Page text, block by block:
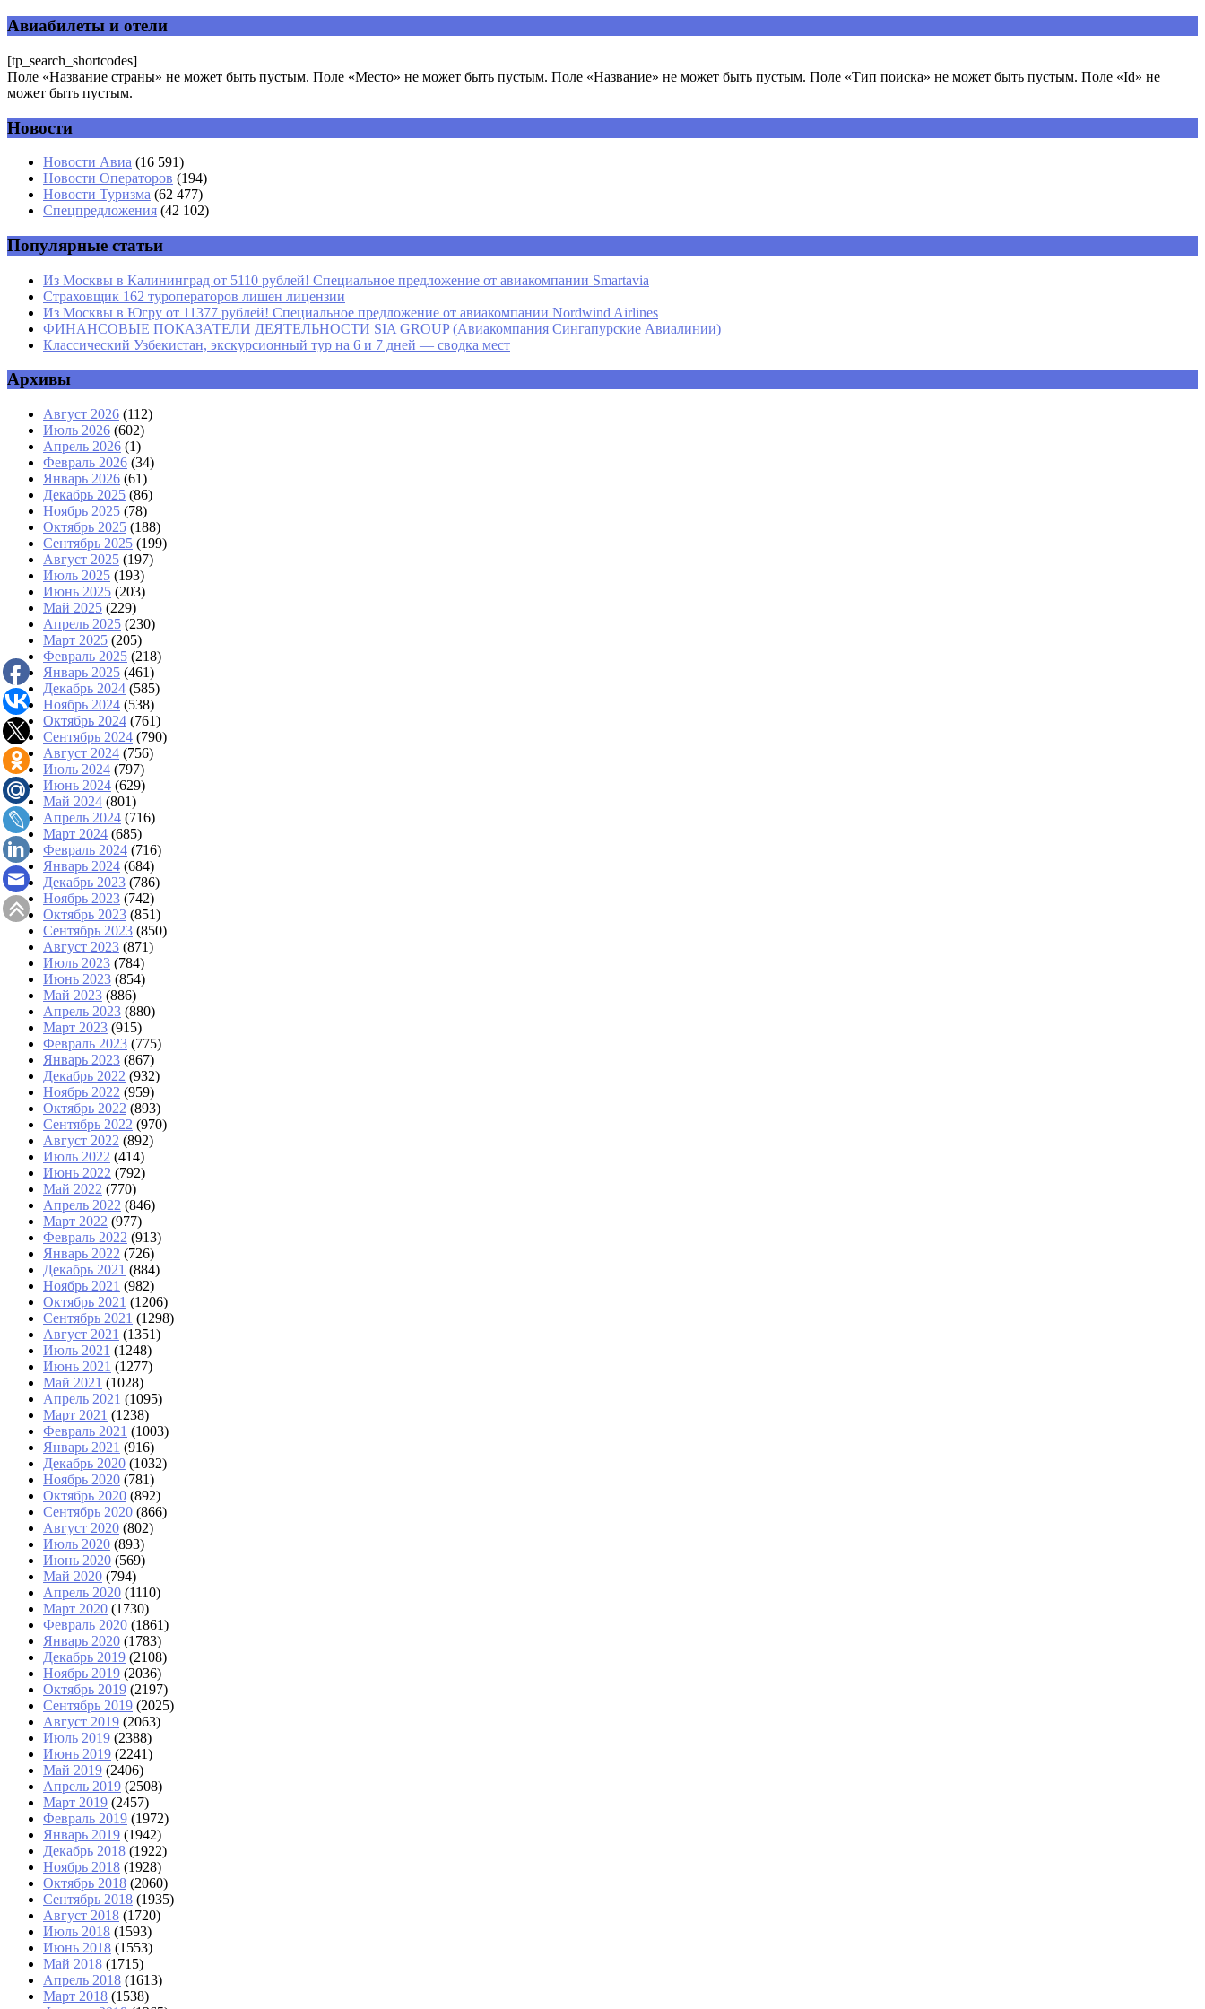
Комментарий
Имя *
Email*
Авиабилеты и отели
[tp_search_shortcodes]
Поле «Название страны» не может быть пустым. Поле «Место» не может быть пустым. Поле «Название» не может быть пустым. Поле «Тип поиска» не может быть пустым. Поле «Id» не
может быть пустым.
Новости
Новости Авиа (16 591)
Новости Операторов (194)
Новости Туризма (62 477)
Спецпредложения (42 102)
Популярные статьи
Из Москвы в Калининград от 5110 рублей! Специальное предложение от авиакомпании Smartavia
Страховщик 162 туроператоров лишен лицензии
Из Москвы в Югру от 11377 рублей! Специальное предложение от авиакомпании Nordwind Airlines
ФИНАНСОВЫЕ ПОКАЗАТЕЛИ ДЕЯТЕЛЬНОСТИ SIA GROUP (Авиакомпания Сингапурские Авиалинии)
Классический Узбекистан, экскурсионный тур на 6 и 7 дней — сводка мест
Архивы
Август 2026 (112)
Июль 2026 (602)
Апрель 2026 (1)
Февраль 2026 (34)
Январь 2026 (61)
Декабрь 2025 (86)
Ноябрь 2025 (78)
Октябрь 2025 (188)
Сентябрь 2025 (199)
Август 2025 (197)
Июль 2025 (193)
Июнь 2025 (203)
Май 2025 (229)
Апрель 2025 (230)
Март 2025 (205)
Февраль 2025 (218)
Январь 2025 (461)
Декабрь 2024 (585)
Ноябрь 2024 (538)
Октябрь 2024 (761)
Сентябрь 2024 (790)
Август 2024 (756)
Июль 2024 (797)
Июнь 2024 (629)
Май 2024 (801)
Апрель 2024 (716)
Март 2024 (685)
Февраль 2024 (716)
Январь 2024 (684)
Декабрь 2023 (786)
Ноябрь 2023 (742)
Октябрь 2023 (851)
Сентябрь 2023 (850)
Август 2023 (871)
Июль 2023 (784)
Июнь 2023 (854)
Май 2023 (886)
Апрель 2023 (880)
Март 2023 (915)
Февраль 2023 (775)
Январь 2023 (867)
Декабрь 2022 (932)
Ноябрь 2022 (959)
Октябрь 2022 (893)
Сентябрь 2022 (970)
Август 2022 (892)
Июль 2022 (414)
Июнь 2022 (792)
Май 2022 (770)
Апрель 2022 (846)
Март 2022 (977)
Февраль 2022 (913)
Январь 2022 (726)
Декабрь 2021 (884)
Ноябрь 2021 (982)
Октябрь 2021 (1206)
Сентябрь 2021 (1298)
Август 2021 (1351)
Июль 2021 (1248)
Июнь 2021 (1277)
Май 2021 (1028)
Апрель 2021 (1095)
Март 2021 (1238)
Февраль 2021 (1003)
Январь 2021 (916)
Декабрь 2020 (1032)
Ноябрь 2020 (781)
Октябрь 2020 (892)
Сентябрь 2020 (866)
Август 2020 (802)
Июль 2020 (893)
Июнь 2020 (569)
Май 2020 (794)
Апрель 2020 (1110)
Март 2020 (1730)
Февраль 2020 (1861)
Январь 2020 (1783)
Декабрь 2019 (2108)
Ноябрь 2019 (2036)
Октябрь 2019 (2197)
Сентябрь 2019 (2025)
Август 2019 (2063)
Июль 2019 (2388)
Июнь 2019 (2241)
Май 2019 (2406)
Апрель 2019 (2508)
Март 2019 (2457)
Февраль 2019 (1972)
Январь 2019 (1942)
Декабрь 2018 (1922)
Ноябрь 2018 (1928)
Октябрь 2018 (2060)
Сентябрь 2018 (1935)
Август 2018 (1720)
Июль 2018 (1593)
Июнь 2018 (1553)
Май 2018 (1715)
Апрель 2018 (1613)
Март 2018 (1538)